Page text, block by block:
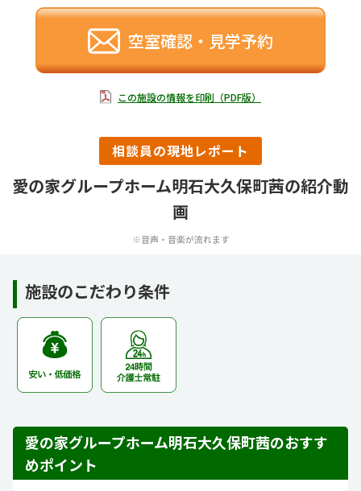
空室確認・見学予約
この施設の情報を印刷（PDF版）
相談員の現地レポート
愛の家グループホーム明石大久保町茜の紹介動
画
※音声・音楽が流れます
施設のこだわり条件
愛の家グループホーム明石大久保町茜のおすす
めポイント